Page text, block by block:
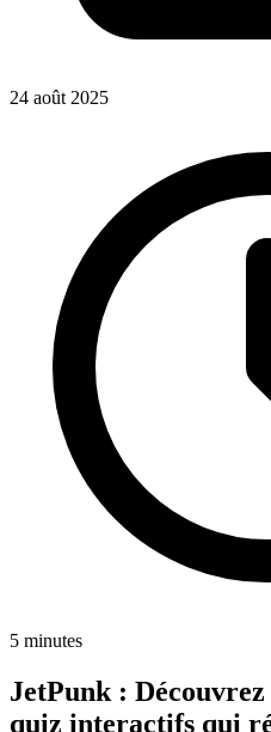
24 août 2025
5 minutes
JetPunk :
quiz interactifs qui